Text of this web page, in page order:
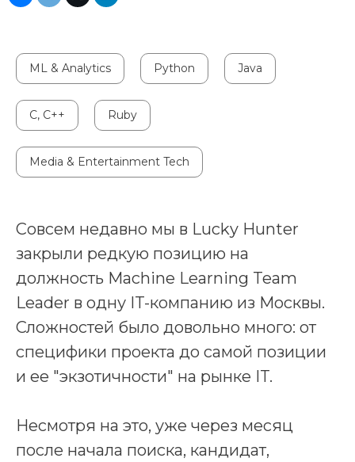
ML & Analytics Python Java
C, C++ Ruby
Media & Entertainment Tech
Совсем недавно мы в Lucky Hunter
закрыли редкую позицию на
должность Machine Learning Team
Leader в одну IT-компанию из Москвы.
Сложностей было довольно много: от
специфики проекта до самой позиции
и ее "экзотичности" на рынке IT.
Несмотря на это, уже через месяц
после начала поиска, кандидат,